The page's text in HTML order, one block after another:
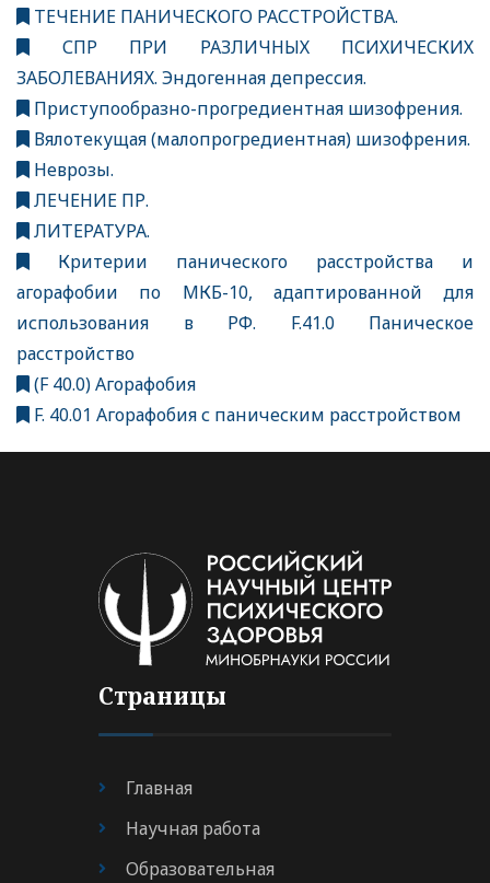
ТЕЧЕНИЕ ПАНИЧЕСКОГО РАССТРОЙСТВА.
СПР ПРИ РАЗЛИЧНЫХ ПСИХИЧЕСКИХ
ЗАБОЛЕВАНИЯХ. Эндогенная депрессия.
Приступообразно-прогредиентная шизофрения.
Вялотекущая (малопрогредиентная) шизофрения.
Неврозы.
ЛЕЧЕНИЕ ПР.
ЛИТЕРАТУРА.
Критерии панического расстройства и
агорафобии по МКБ-10, адаптированной для
использования в РФ. F.41.0 Паническое
расстройство
(F 40.0) Агорафобия
F. 40.01 Агорафобия с паническим расстройством
Страницы
Главная
Научная работа
Образовательная